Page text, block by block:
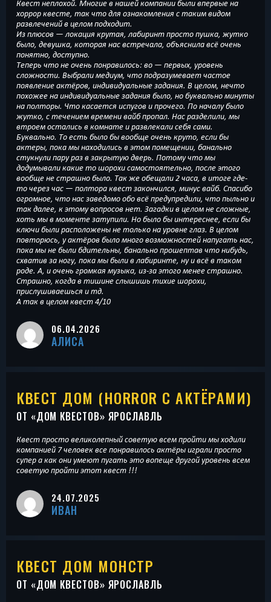
Квест неплохой. Многие в нашей компании были впервые на
хоррор квесте, так что для ознакомления с таким видом
развлечений в целом подходит.
Из плюсов — локация крутая, лабиринт просто пушка, жутко
было, девушка, которая нас встречала, объяснила всё очень
понятно, доступно.
Теперь что не очень понравилось: во — первых, уровень
сложности. Выбрали медиум, что подразумевает частое
появление актёров, индивидуальные задания. В целом, нечто
похожее на индивидуальные задания было, но буквально минуты
на полторы. Что касается испугов и прочего. По началу было
жутко, с течением времени вайб пропал. Нас разделили, мы
втроем остались в комнате и развлекали себя сами.
Буквально. То есть было бы вообще очень круто, если бы
актеры, пока мы находились в этом помещении, банально
стукнули пару раз в закрытую дверь. Потому что мы
додумывали какие то шорохи самостоятельно, после этого
вообще не страшно было. Так же обещали 2 часа, в итоге где-
то через час — полтора квест закончился, минус вайб. Спасибо
огромное, что нас заведомо обо всё предупредили, что пыльно и
так далее, к этому вопросов нет. Загадки в целом не сложные,
хоть мы в моменте затупили. Но было бы интереснее, если бы
ключи были расположены не только на уровне глаз. В целом
повторюсь, у актёров было много возможностей напугать нас,
пока мы не были бдительны, банально прошептав что нибудь,
схватив за ногу, пока мы были в лабиринте, ну и всё в таком
роде. А, и очень громкая музыка, из-за этого менее страшно.
Страшно, когда в тишине слышишь тихие шорохи,
прислушиваешься и тд.
А так в целом квест 4/10
06.04.2026
АЛИСА
КВЕСТ ДОМ (HORROR С АКТЁРАМИ)
ОТ «ДОМ КВЕСТОВ» ЯРОСЛАВЛЬ
Квест просто великолепный советую всем пройти мы ходили
компанией 7 человек все понравилось актёры играли просто
супер а как они умеют пугать это вопеще другой уровень всем
советую пройти этот квест !!!
24.07.2025
ИВАН
КВЕСТ ДОМ МОНСТР
ОТ «ДОМ КВЕСТОВ» ЯРОСЛАВЛЬ